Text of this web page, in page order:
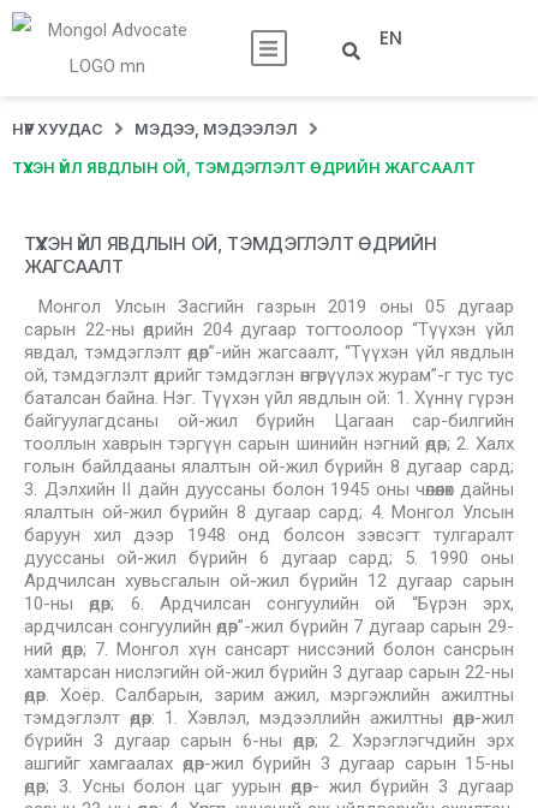
EN
НҮҮР ХУУДАС МЭДЭЭ, МЭДЭЭЛЭЛ
ТҮҮХЭН ҮЙЛ ЯВДЛЫН ОЙ, ТЭМДЭГЛЭЛТ ӨДРИЙН ЖАГСААЛТ
ТҮҮХЭН ҮЙЛ ЯВДЛЫН ОЙ, ТЭМДЭГЛЭЛТ ӨДРИЙН
ЖАГСААЛТ
Монгол Улсын Засгийн газрын 2019 оны 05 дугаар
сарын 22-ны өдрийн 204 дугаар тогтоолоор “Түүхэн үйл
явдал, тэмдэглэлт өдөр”-ийн жагсаалт, “Түүхэн үйл явдлын
ой, тэмдэглэлт өдрийг тэмдэглэн өнгөрүүлэх журам”-г тус тус
баталсан байна. Нэг. Түүхэн үйл явдлын ой: 1. Хүннү гүрэн
байгуулагдсаны ой-жил бүрийн Цагаан сар-билгийн
тооллын хаврын тэргүүн сарын шинийн нэгний өдөр; 2. Халх
голын байлдааны ялалтын ой-жил бүрийн 8 дугаар сард;
3. Дэлхийн II дайн дууссаны болон 1945 оны чөлөөлөх дайны
ялалтын ой-жил бүрийн 8 дугаар сард; 4. Монгол Улсын
баруун хил дээр 1948 онд болсон зэвсэгт тулгаралт
дууссаны ой-жил бүрийн 6 дугаар сард; 5. 1990 оны
Ардчилсан хувьсгалын ой-жил бүрийн 12 дугаар сарын
10-ны өдөр; 6. Ардчилсан сонгуулийн ой “Бүрэн эрх,
ардчилсан сонгуулийн өдөр”-жил бүрийн 7 дугаар сарын 29-
ний өдөр; 7. Монгол хүн сансарт ниссэний болон сансрын
хамтарсан нислэгийн ой-жил бүрийн 3 дугаар сарын 22-ны
өдөр. Хоёр. Салбарын, зарим ажил, мэргэжлийн ажилтны
тэмдэглэлт өдөр: 1. Хэвлэл, мэдээллийн ажилтны өдөр-жил
бүрийн 3 дугаар сарын 6-ны өдөр; 2. Хэрэглэгчдийн эрх
ашгийг хамгаалах өдөр-жил бүрийн 3 дугаар сарын 15-ны
өдөр; 3. Усны болон цаг уурын өдөр- жил бүрийн 3 дугаар